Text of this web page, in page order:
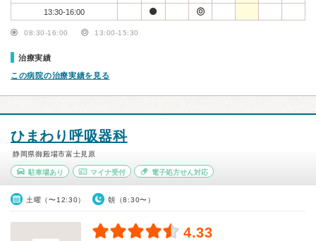
13:30-16:00
08:30-16:00 13:00-15:30
治療実績
この病院の治療実績を見る
ひまわり呼吸器科
静岡県御殿場市富士見原
駐車場あり マイナ受付 電子処方せん対応
土曜（〜12:30） 朝（8:30〜）
4.33